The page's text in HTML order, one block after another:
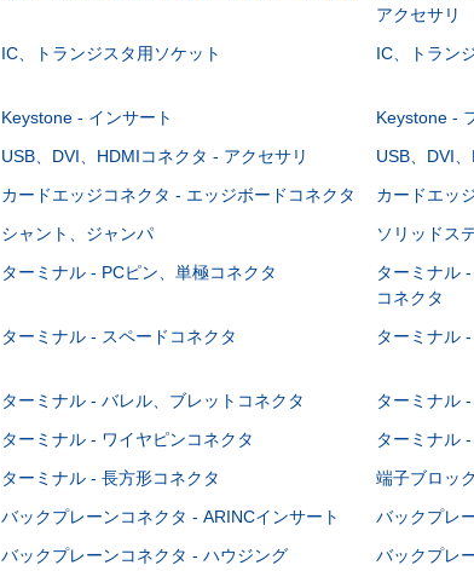
アクセサリ
IC、トランジスタ用ソケット IC、トラン
Keystone - インサート
Keystone -
USB、DVI、HDMIコネクタ - アクセサリ
USB、DVI
カードエッジコネクタ - エッジボードコネクタ
カードエッ
シャント、ジャンパ
ソリッドス
ターミナル - PCピン、単極コネクタ
ターミナル
コネクタ
ターミナル - スペードコネクタ ターミナル
ターミナル - バレル、ブレットコネクタ
ターミナル
ターミナル - ワイヤピンコネクタ
ターミナル
ターミナル - 長方形コネクタ
端子ブロッ
バックプレーンコネクタ - ARINCインサート
バックプレ
バックプレーンコネクタ - ハウジング
バックプレ